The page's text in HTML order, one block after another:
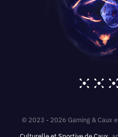
© 2023 - 2026 Gaming & Caux